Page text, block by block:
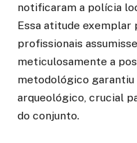
notificaram a polícia
Essa atitude exemplar
profissionais
meticulosamente a
metodológico
arqueológico, crucial
do conjunto.